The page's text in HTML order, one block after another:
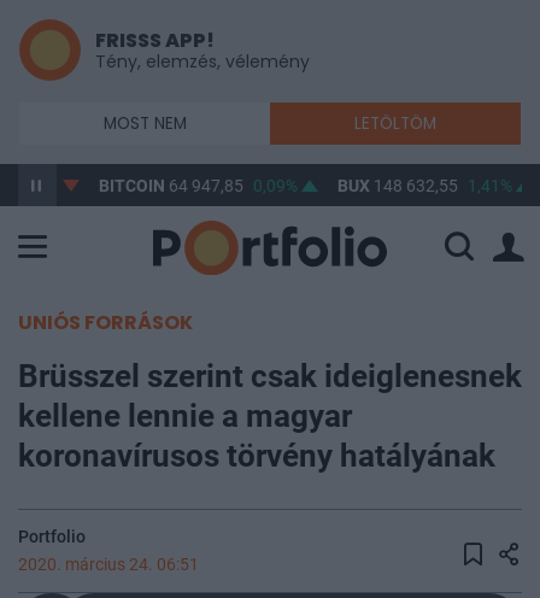
FRISSS APP!
Tény, elemzés, vélemény
MOST NEM LETÖLTÖM
BITCOIN64 947,85 0,09% BUX 148 632,55 1,41% OTP
UNIÓS FORRÁSOK
Brüsszel szerint csak ideiglenesnek
kellene lennie a magyar
koronavírusos törvény hatályának
Portfolio
2020. március 24. 06:51